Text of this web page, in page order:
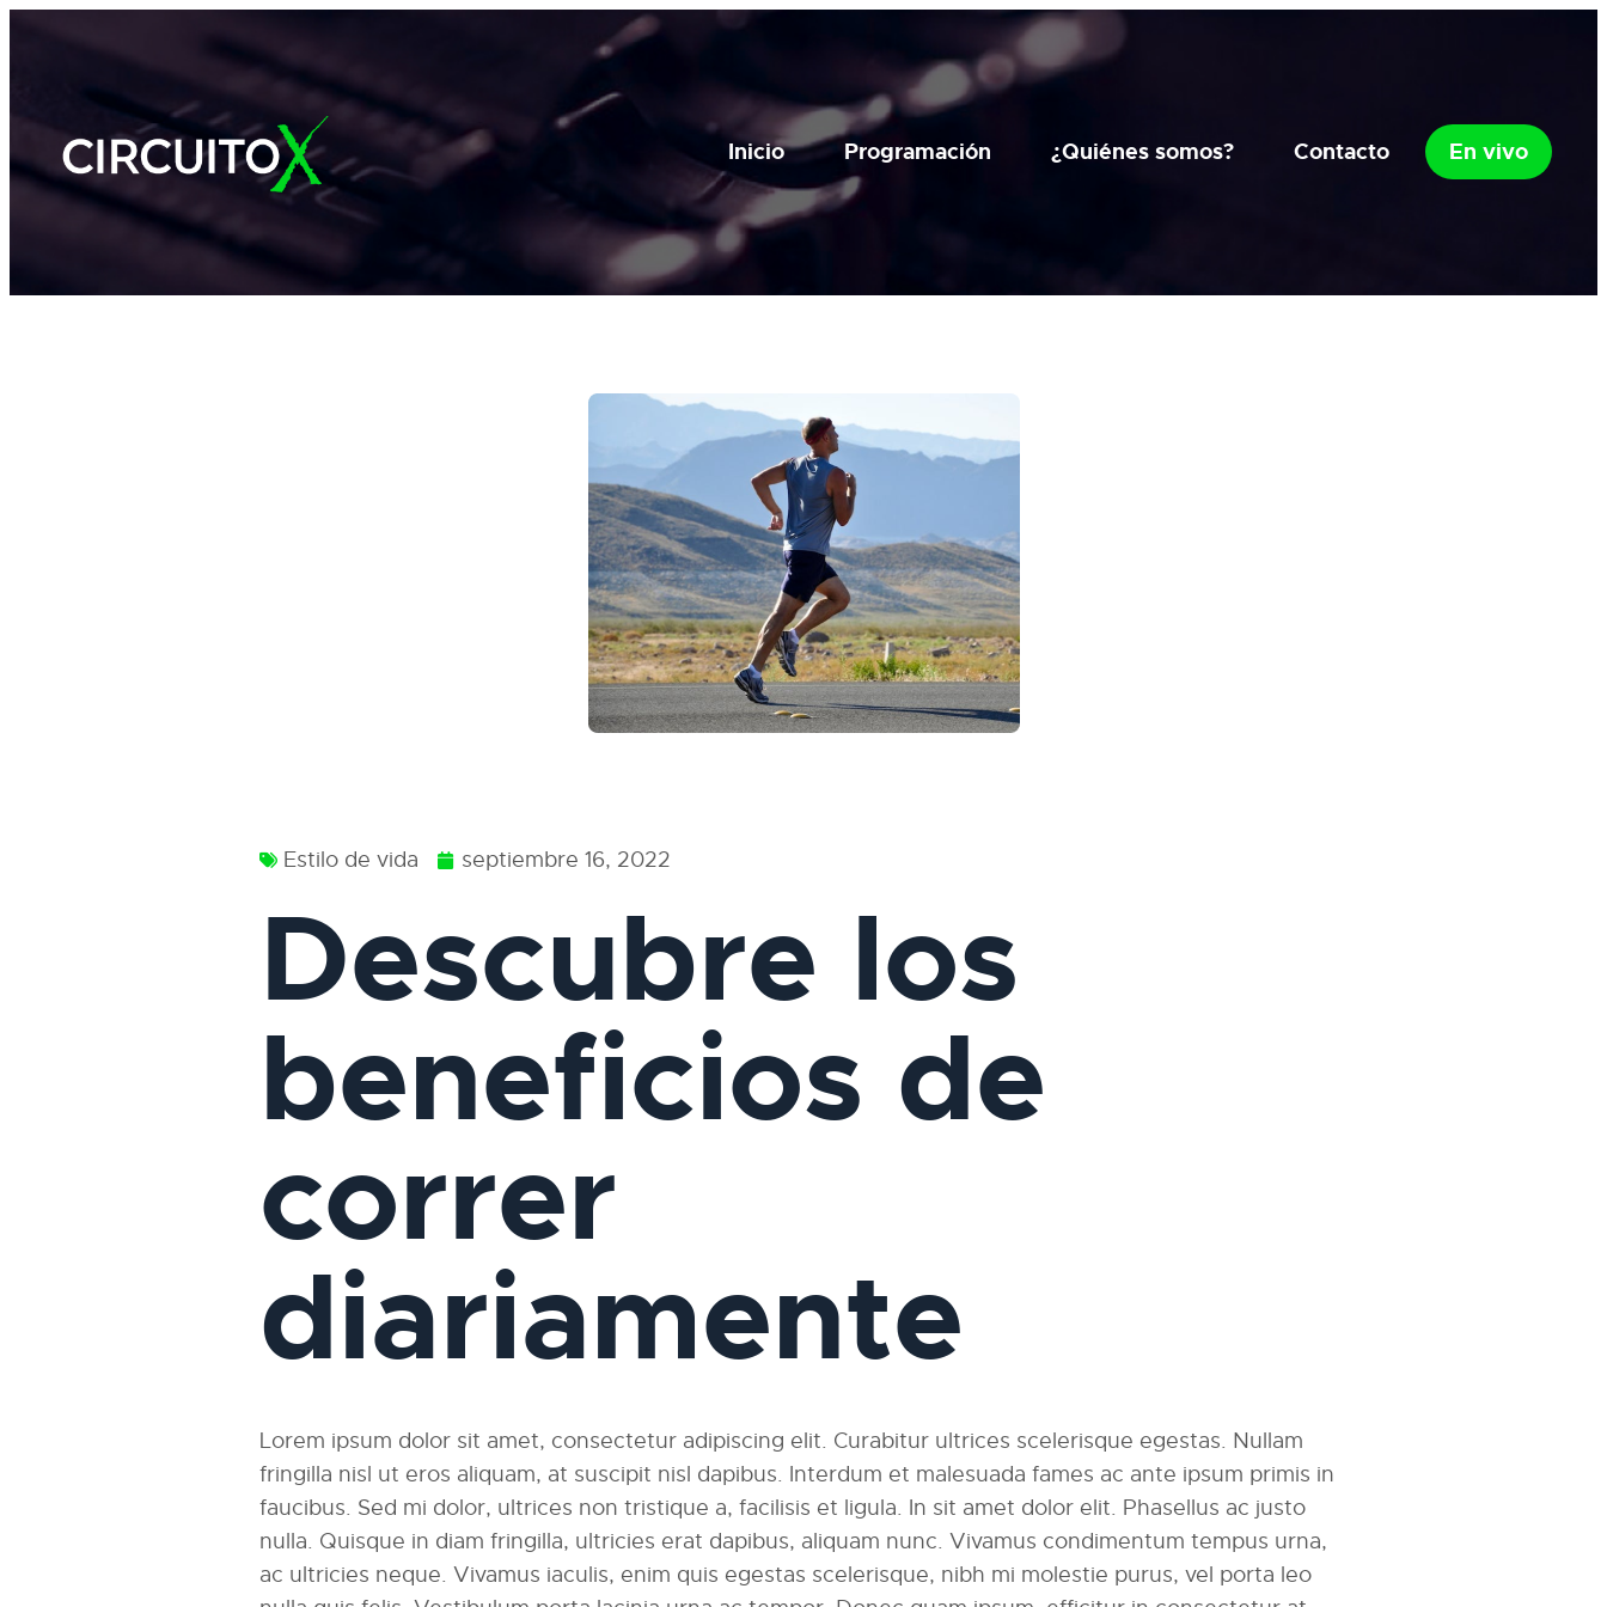
Inicio Programación ¿Quiénes somos? Contacto En vivo
Estilo de vida septiembre 16, 2022
Descubre los
beneficios de
correr
diariamente
Lorem ipsum dolor sit amet, consectetur adipiscing elit. Curabitur ultrices scelerisque egestas. Nullam
fringilla nisl ut eros aliquam, at suscipit nisl dapibus. Interdum et malesuada fames ac ante ipsum primis in
faucibus. Sed mi dolor, ultrices non tristique a, facilisis et ligula. In sit amet dolor elit. Phasellus ac justo
nulla. Quisque in diam fringilla, ultricies erat dapibus, aliquam nunc. Vivamus condimentum tempus urna,
ac ultricies neque. Vivamus iaculis, enim quis egestas scelerisque, nibh mi molestie purus, vel porta leo